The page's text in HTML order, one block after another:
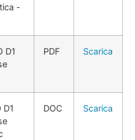
-
D1
PDF Scarica
DOC Scarica